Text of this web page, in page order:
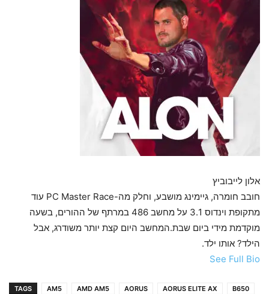
אלון לייבוביץ
חובב חומרה, גיימינג מושבע, וחלק מה-PC Master Race עוד
מתקופת וינדוס 3.1 על מחשב 486 במרתף של ההורים, בשעה
מוקדמת מידי ביום שבת.המחשב היום קצת יותר משודרג, אבל
הילד? אותו ילד.
See Full Bio
TAGS AM5 AMD AM5 AORUS AORUS ELITE AX
B650